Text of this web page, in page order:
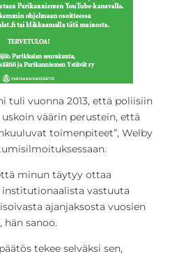
tuli vuonna 2013, että poliisiin
väärin perustein, että
toimenpiteet”, Welby
minun täytyy ottaa
vastuuta
ajanjaksosta vuosien
hän sanoo.
tekee selväksi sen,